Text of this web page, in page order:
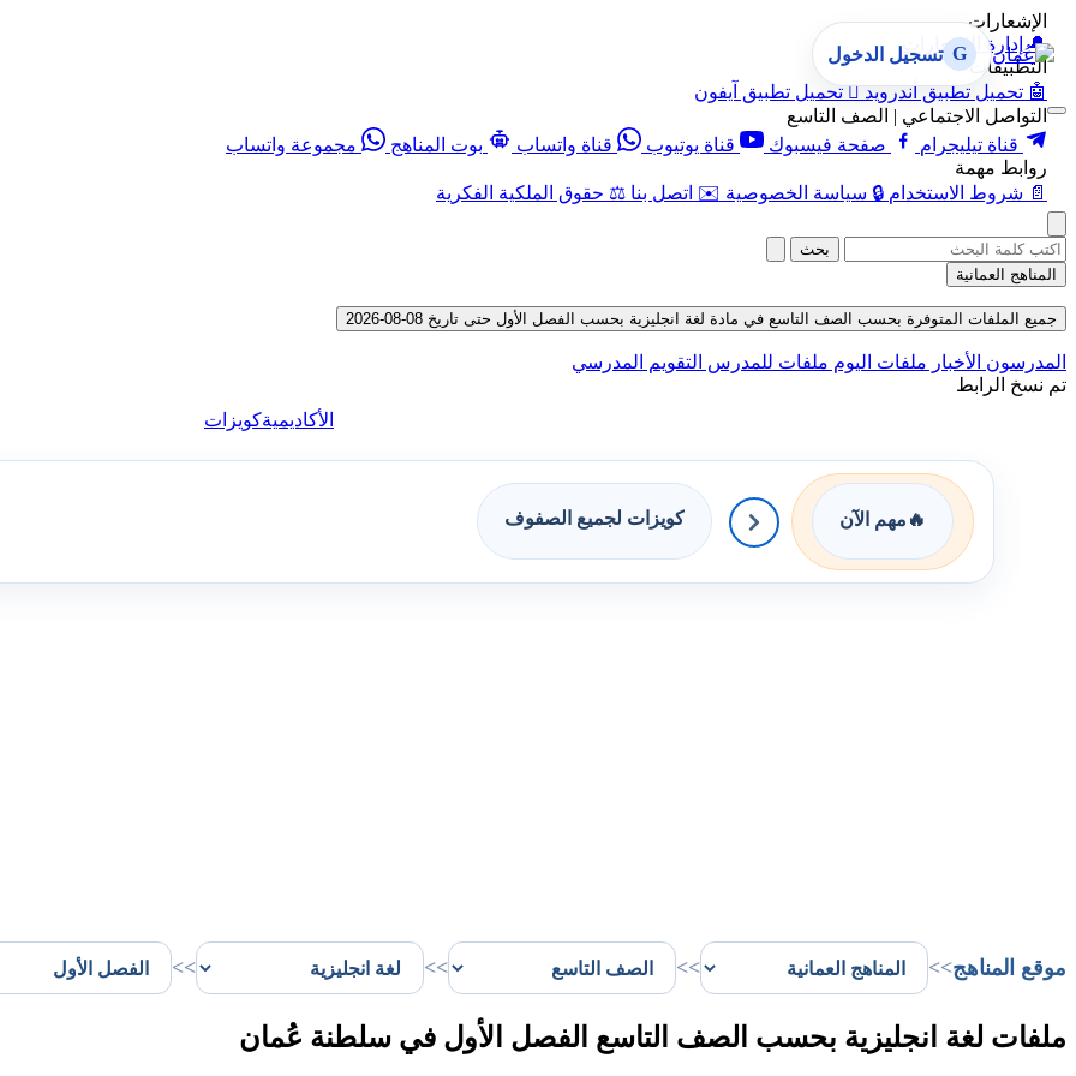
الإشعارات
🔔 إدارة الإشعارات
التطبيقات
🤖 تحميل تطبيق أندرويد  تحميل تطبيق آيفون
التواصل الاجتماعي | الصف التاسع
قناة تيليجرام
صفحة فيسبوك قناة يوتيوب قناة واتساب بوت المناهج
مجموعة واتساب
روابط مهمة
📄 شروط الاستخدام 🔒 سياسة الخصوصية ✉️ اتصل بنا ⚖️ حقوق الملكية الفكرية
G تسجيل الدخول
بحث
المناهج العمانية
جميع الملفات المتوفرة بحسب الصف التاسع في مادة لغة انجليزية بحسب الفصل الأول حتى تاريخ 08-08-2026
المدرسون الأخبار ملفات اليوم ملفات للمدرس التقويم المدرسي
تم نسخ الرابط
الأكاديميةكويزات
🔥 مهم الآن كويزات لجميع الصفوف
موقع المناهج>>
>>
>>
>>
ملفات لغة انجليزية بحسب الصف التاسع الفصل الأول في سلطنة عُمان